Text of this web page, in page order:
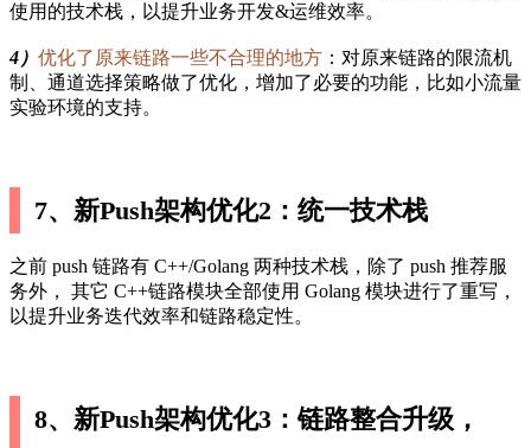
使用的技术栈，以提升业务开发&运维效率。
4） 优化了原来链路一些不合理的地方 ：对原来链路的限流机
制、通道选择策略做了优化，增加了必要的功能，比如小流量
实验环境的支持。
7、新Push架构优化2：统一技术栈
之前 push 链路有 C++/Golang 两种技术栈，除了 push 推荐服
务外， 其它 C++链路模块全部使用 Golang 模块进行了重写，
以提升业务迭代效率和链路稳定性。
8、新Push架构优化3：链路整合升级，